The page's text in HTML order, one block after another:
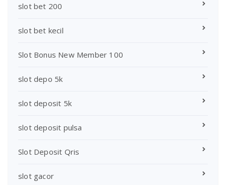
slot bet 200
slot bet kecil
Slot Bonus New Member 100
slot depo 5k
slot deposit 5k
slot deposit pulsa
Slot Deposit Qris
slot gacor